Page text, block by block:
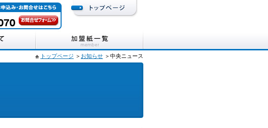
トップページ ＞ お知らせ ＞中央ニュース